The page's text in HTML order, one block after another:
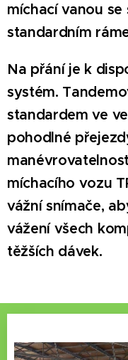
míchací vanou
standardním
Na přání je k
systém.
standardem ve
pohodlné
míchacího vozu
vážní snímače,
vážení všech
těžších dávek.